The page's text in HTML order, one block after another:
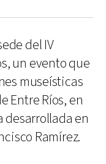
del IV
un evento que
museísticas
Entre Ríos, en
en
Ramírez.